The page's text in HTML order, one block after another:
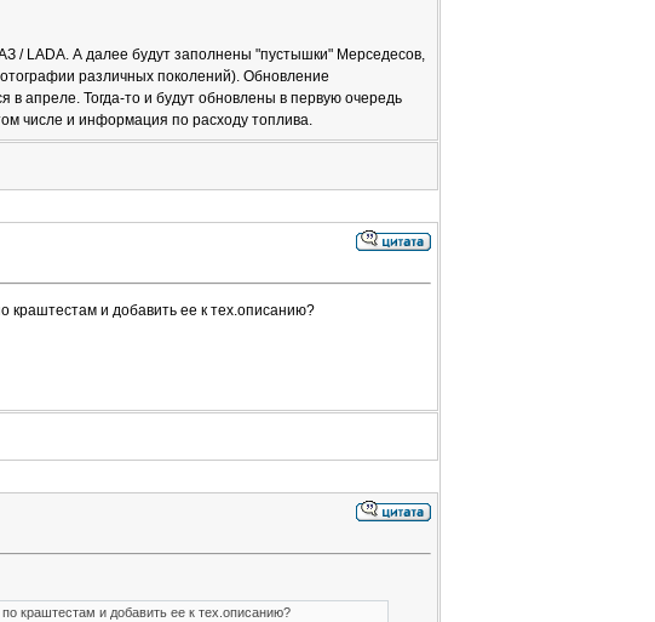
/ LADA. А далее будут заполнены "пустышки" Мерседесов,
различных поколений). Обновление
в апреле. Тогда-то и будут обновлены в первую очередь
числе и информация по расходу топлива.
краштестам и добавить ее к тех.описанию?
краштестам и добавить ее к тех.описанию?